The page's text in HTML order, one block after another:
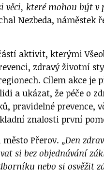
věci, které mohou být v
Nezbeda, náměstek
aktivit, kterými
zdravý životní
Cílem akce je
a ukázat, že péče o
pravidelné prevence,
znalosti první
Přerov. „Den
si bez objednávání
nebo si osvěžit